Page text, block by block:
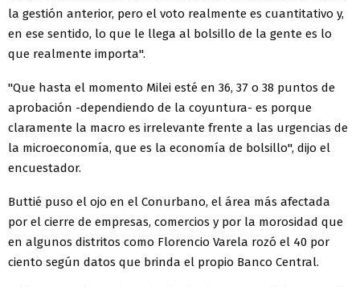
la gestión anterior, pero el voto realmente es cuantitativo y,
en ese sentido, lo que le llega al bolsillo de la gente es lo
que realmente importa".
"Que hasta el momento Milei esté en 36, 37 o 38 puntos de
aprobación -dependiendo de la coyuntura- es porque
claramente la macro es irrelevante frente a las urgencias de
la microeconomía, que es la economía de bolsillo", dijo el
encuestador.
Buttié puso el ojo en el Conurbano, el área más afectada
por el cierre de empresas, comercios y por la morosidad que
en algunos distritos como Florencio Varela rozó el 40 por
ciento según datos que brinda el propio Banco Central.